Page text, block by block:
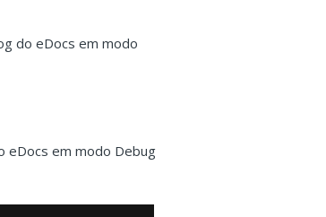
do eDocs em modo
eDocs em modo Debug